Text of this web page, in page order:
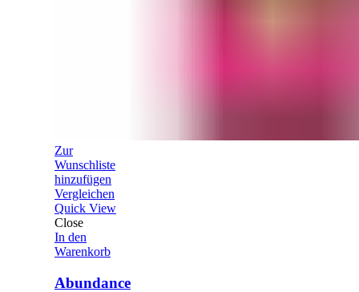
Zur
Wunschliste
hinzufügen
Vergleichen
Quick View
Close
In den
Warenkorb
Abundance